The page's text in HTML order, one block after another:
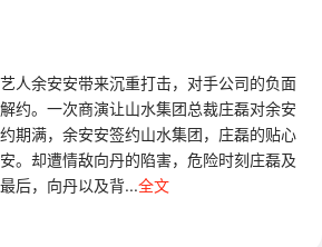
人余安安带来沉重打击，对手公司的负面
约。一次商演让山水集团总裁庄磊对余安
期满，余安安签约山水集团，庄磊的贴心
。却遭情敌向丹的陷害，危险时刻庄磊及
后，向丹以及背...全文